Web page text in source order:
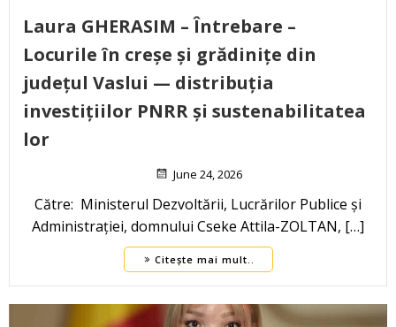
Laura GHERASIM – Întrebare –
Locurile în creșe și grădinițe din
județul Vaslui — distribuția
investițiilor PNRR și sustenabilitatea
lor
June 24, 2026
Către: Ministerul Dezvoltării, Lucrărilor Publice și
Administrației, domnului Cseke Attila-ZOLTAN, […]
Citește mai mult..